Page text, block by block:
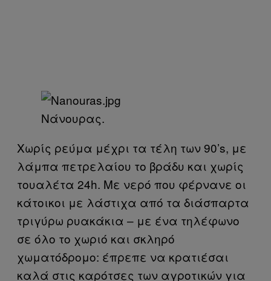
Νάνουρας.
Χωρίς ρεύμα μέχρι τα τέλη των 90’s, με
λάμπα πετρελαίου το βράδυ και χωρίς
τουαλέτα 24h. Με νερό που φέρνανε οι
κάτοικοι με λάστιχα από τα διάσπαρτα
τριγύρω ρυακάκια – με ένα τηλέφωνο
σε όλο το χωριό και σκληρό
χωματόδρομο: έπρεπε να κρατιέσαι
καλά στις καρότσες των αγροτικών για